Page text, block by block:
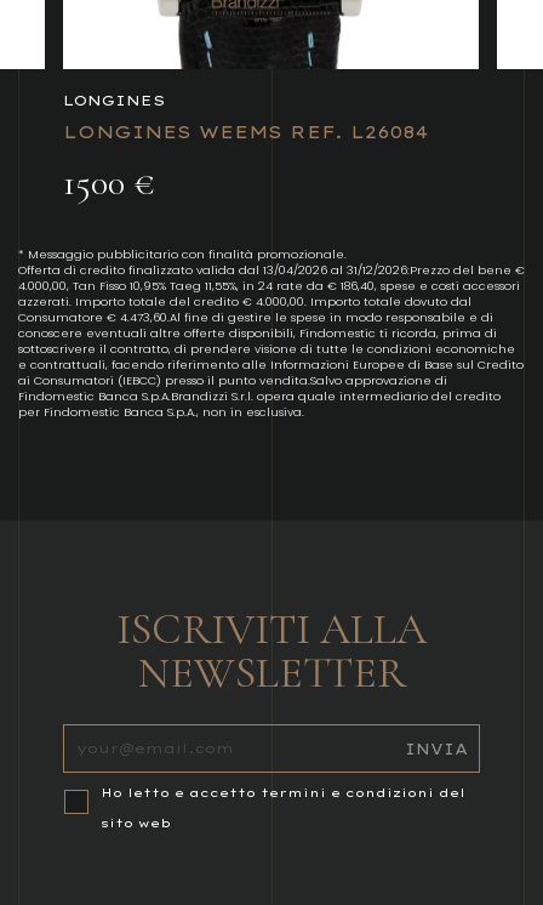
LONGINES
LONGINES WEEMS REF. L26084
1500 €
* Messaggio pubblicitario con finalità promozionale.
Offerta di credito finalizzato valida dal 13/04/2026 al 31/12/2026:Prezzo del bene €
4.000,00, Tan Fisso 10,95% Taeg 11,55%, in 24 rate da € 186,40, spese e costi accessori
azzerati. Importo totale del credito € 4.000,00. Importo totale dovuto dal
Consumatore € 4.473,60.Al fine di gestire le spese in modo responsabile e di
conoscere eventuali altre offerte disponibili, Findomestic ti ricorda, prima di
sottoscrivere il contratto, di prendere visione di tutte le condizioni economiche
e contrattuali, facendo riferimento alle Informazioni Europee di Base sul Credito
ai Consumatori (IEBCC) presso il punto vendita.Salvo approvazione di
Findomestic Banca S.p.A.Brandizzi S.r.l. opera quale intermediario del credito
per Findomestic Banca S.p.A., non in esclusiva.
ISCRIVITI ALLA
NEWSLETTER
Ho letto e accetto termini e condizioni del
sito web